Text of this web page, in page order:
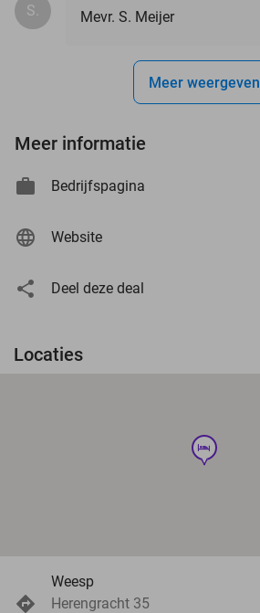
S. Mevr. S. Meijer
Meer weergeven
Meer informatie
Bedrijfspagina
Website
Deel deze deal
Locaties
hotel
Weesp
Herengracht 35